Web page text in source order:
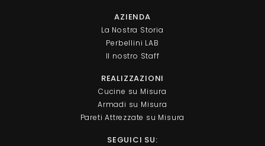
AZIENDA
La Nostra Storia
Perbellini LAB
Il nostro Staff
REALIZZAZIONI
Cucine su Misura
Armadi su Misura
Pareti Attrezzate su Misura
SEGUICI SU: